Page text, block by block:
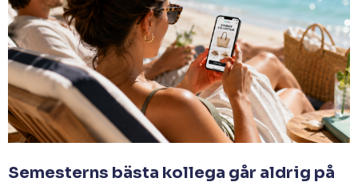
Semesterns bästa kollega går aldrig på